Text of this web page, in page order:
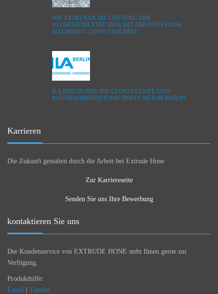
WIE EXTRUSAX DIE LEISTUNG DER
ALUMINIUMEXTRUSION MIT ABRASIVE FLOW
MACHINING (AFM) STEIGERTE
ILA BERLIN 2026: DIE GLOBALE LUFT- UND
RAUMFAHRTINDUSTRIE TRIFFT SICH IN BERLIN
Karrieren
Die Zukunft gestalten durch die Arbeit bei Extrude Hone
Zur Karriereseite
Senden Sie uns Ihre Bewerbung
kontaktieren Sie uns
Der Kundenservice von EXTRUDE HONE steht Ihnen gerne zur
Verfügung.
Produkthilfe:
Email
Telefon